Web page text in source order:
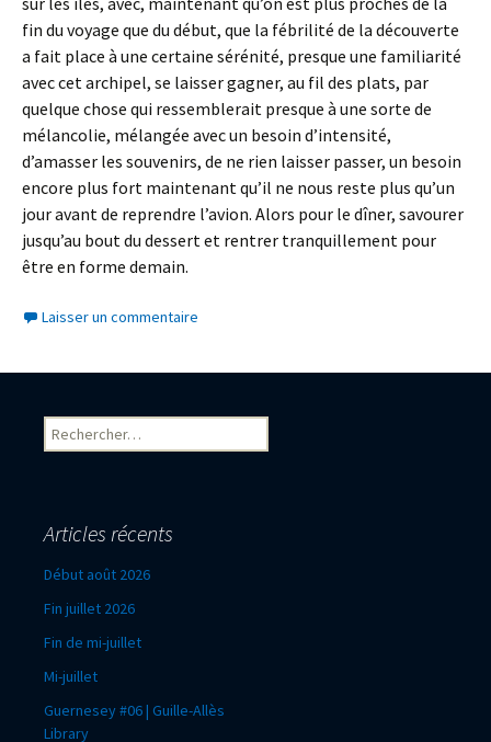
fin du voyage que du début, que la fébrilité de la découverte
a fait place à une certaine sérénité, presque une familiarité
avec cet archipel, se laisser gagner, au fil des plats, par
quelque chose qui ressemblerait presque à une sorte de
mélancolie, mélangée avec un besoin d’intensité,
d’amasser les souvenirs, de ne rien laisser passer, un besoin
encore plus fort maintenant qu’il ne nous reste plus qu’un
jour avant de reprendre l’avion. Alors pour le dîner, savourer
jusqu’au bout du dessert et rentrer tranquillement pour
être en forme demain.
Laisser un commentaire
Rechercher :
Articles récents
Début août 2026
Fin juillet 2026
Fin de mi-juillet
Mi-juillet
Guernesey #06 | Guille-Allès
Library